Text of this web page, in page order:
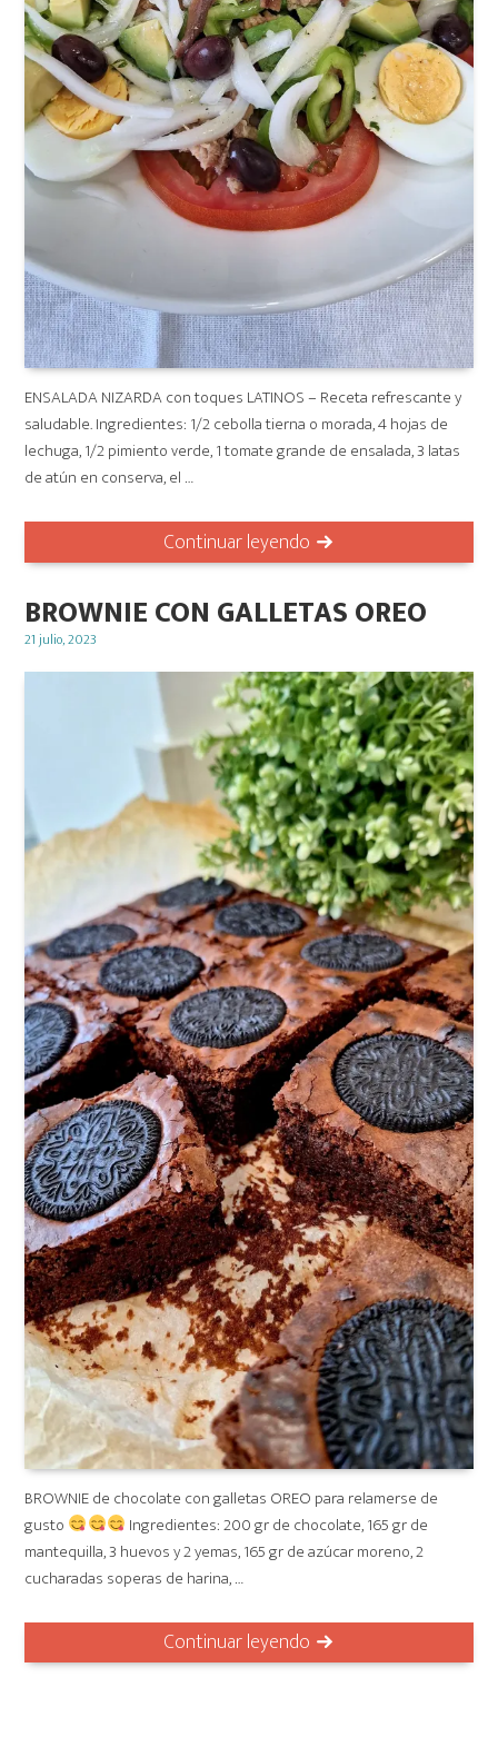
ENSALADA NIZARDA con toques LATINOS – Receta refrescante y
saludable. Ingredientes: 1/2 cebolla tierna o morada, 4 hojas de
lechuga, 1/2 pimiento verde, 1 tomate grande de ensalada, 3 latas
de atún en conserva, el …
Continuar leyendo
BROWNIE CON GALLETAS OREO
Posted
21 julio, 2023
BROWNIE de chocolate con galletas OREO para relamerse de
gusto
Ingredientes: 200 gr de chocolate, 165 gr de
mantequilla, 3 huevos y 2 yemas, 165 gr de azúcar moreno, 2
cucharadas soperas de harina, …
Continuar leyendo